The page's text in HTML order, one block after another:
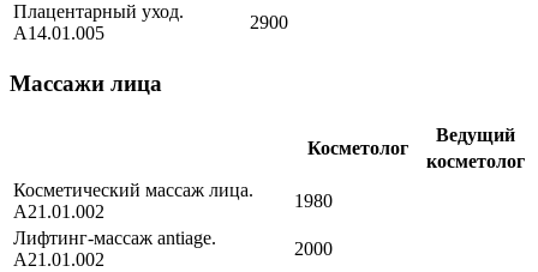
Плацентарный уход.
А14.01.005
2900
Массажи лица
Косметолог
Ведущий
косметолог
Косметический массаж лица.
А21.01.002
1980
Лифтинг-массаж antiage.
А21.01.002
2000